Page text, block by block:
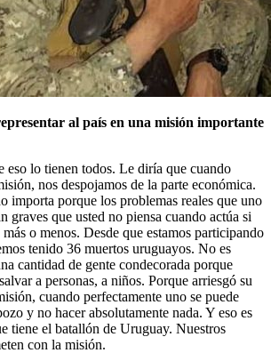
al país en una misión importante
eso lo tienen todos. Le diría que cuando
nos despojamos de la parte económica.
importa porque los problemas reales que uno
graves que usted no piensa cuando actúa si
o menos. Desde que estamos participando
tenido 36 muertos uruguayos. No es
cantidad de gente condecorada porque
a personas, a niños. Porque arriesgó su
cuando perfectamente uno se puede
y no hacer absolutamente nada. Y eso es
tiene el batallón de Uruguay. Nuestros
con la misión.